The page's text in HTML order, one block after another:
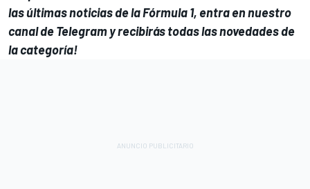
las últimas noticias de laFórmula 1, entra ennuestro
canal de Telegramy recibirás todas las novedades de
la categoría!